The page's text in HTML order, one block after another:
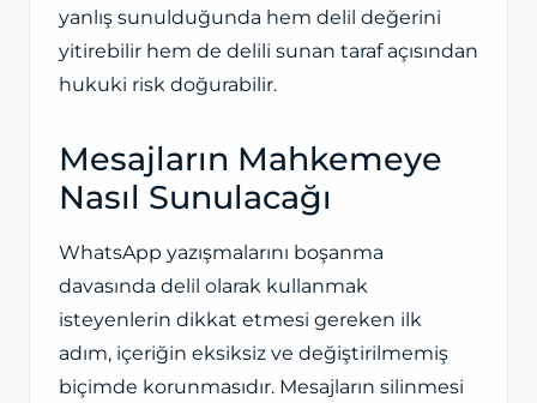
yanlış sunulduğunda hem delil değerini
yitirebilir hem de delili sunan taraf açısından
hukuki risk doğurabilir.
Mesajların Mahkemeye
Nasıl Sunulacağı
WhatsApp yazışmalarını boşanma
davasında delil olarak kullanmak
isteyenlerin dikkat etmesi gereken ilk
adım, içeriğin eksiksiz ve değiştirilmemiş
biçimde korunmasıdır. Mesajların silinmesi